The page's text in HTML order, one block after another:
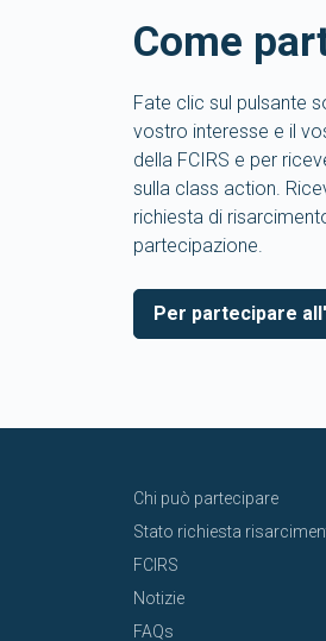
Come
Fate clic sul pulsante
vostro interesse e il
della FCIRS e per
sulla class action.
richiesta di
partecipazione.
Per partecipare
Chi può partecipare
Stato richiesta
FCIRS
Notizie
FAQs